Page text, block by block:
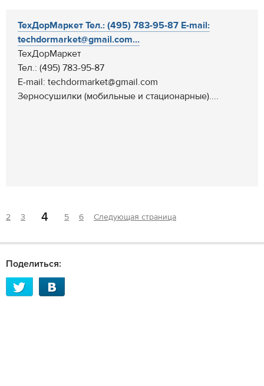
ТехДорМаркет Тел.: (495) 783-95-87 E-mail:
techdormarket@gmail.com...
ТехДорМаркет
Тел.: (495) 783-95-87
E-mail: techdormarket@gmail.com
Зерносушилки (мобильные и стационарные)....
2 3 4 5 6 Следующая страница
Поделиться: